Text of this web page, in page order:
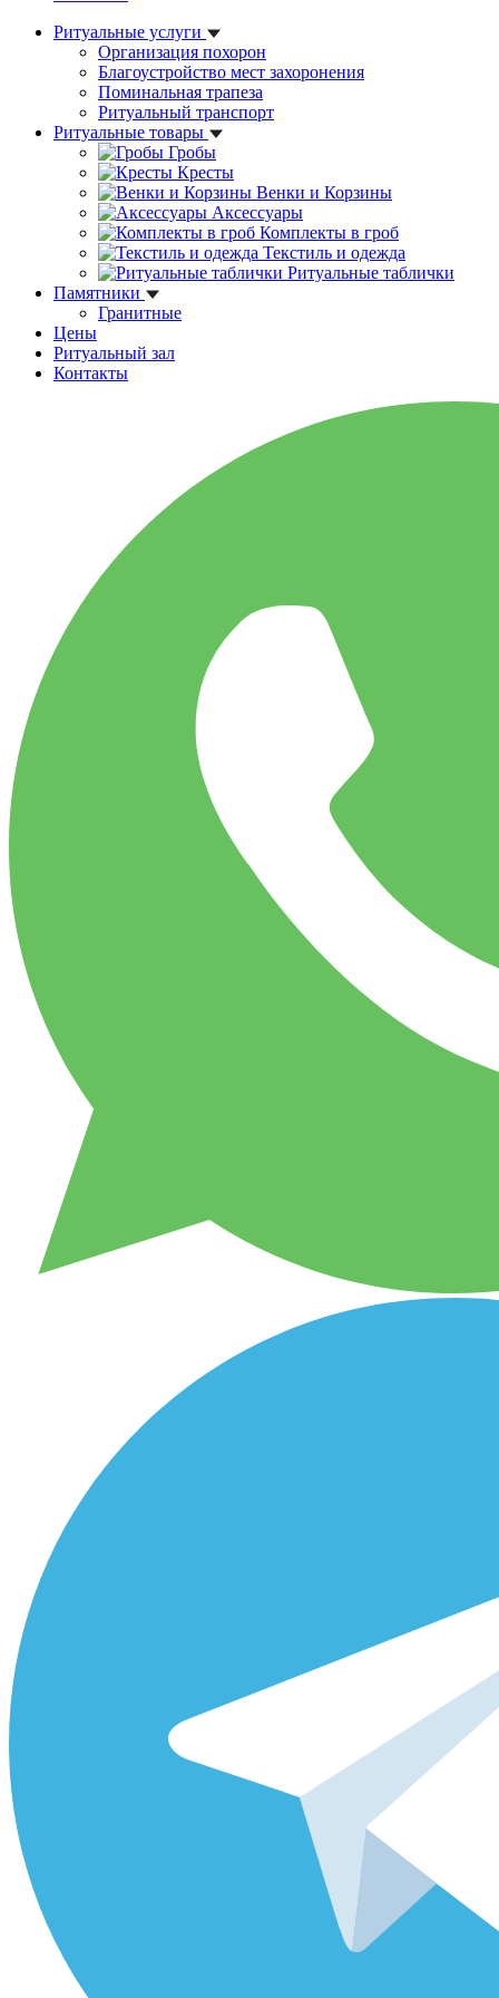
Ритуальные услуги
Организация похорон
Благоустройство мест захоронения
Поминальная трапеза
Ритуальный транспорт
Ритуальные товары
Гробы
Кресты
Венки и Корзины
Аксессуары
Комплекты в гроб
Текстиль и одежда
Ритуальные таблички
Памятники
Гранитные
Цены
Ритуальный зал
Контакты